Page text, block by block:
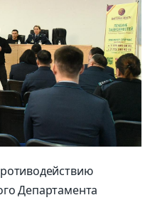
Департамента